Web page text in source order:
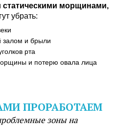
статическими морщинами,
убрать:
залом и брыли
рта
и потерю овала лица
зоны на
ПРОРАБОТАЕМ